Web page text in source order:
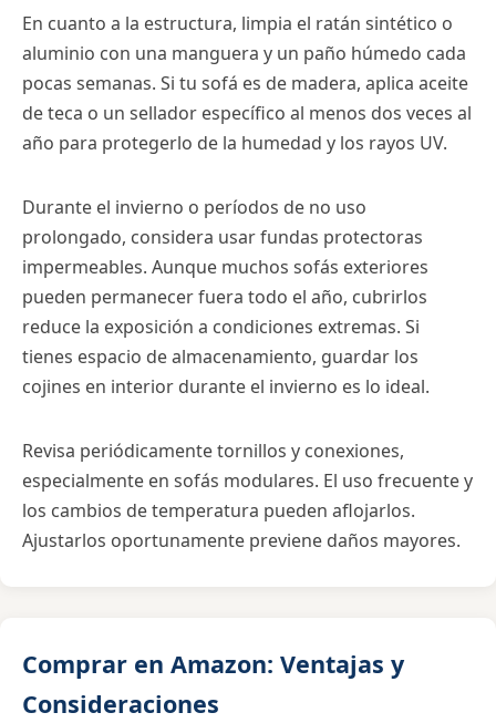
En cuanto a la estructura, limpia el ratán sintético o
aluminio con una manguera y un paño húmedo cada
pocas semanas. Si tu sofá es de madera, aplica aceite
de teca o un sellador específico al menos dos veces al
año para protegerlo de la humedad y los rayos UV.
Durante el invierno o períodos de no uso
prolongado, considera usar fundas protectoras
impermeables. Aunque muchos sofás exteriores
pueden permanecer fuera todo el año, cubrirlos
reduce la exposición a condiciones extremas. Si
tienes espacio de almacenamiento, guardar los
cojines en interior durante el invierno es lo ideal.
Revisa periódicamente tornillos y conexiones,
especialmente en sofás modulares. El uso frecuente y
los cambios de temperatura pueden aflojarlos.
Ajustarlos oportunamente previene daños mayores.
Comprar en Amazon: Ventajas y
Consideraciones